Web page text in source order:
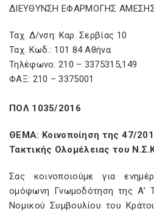
ΔΙΕΥΘΥΝΣΗ ΕΦΑΡΜΟΓΗΣ
Ταχ. Δ/νση: Καρ. Σερβίας 10
Ταχ. Κωδ.: 101 84 Αθήνα
Τηλέφωνο: 210 – 3375315,149
ΦΑΞ: 210 – 3375001
ΠΟΛ 1035/2016
ΘΕΜΑ: Κοινοποίηση της 47/
Τακτικής Ολομέλειας του
Σας κοινοποιούμε για
ομόφωνη Γνωμοδότηση της Α’
Νομικού Συμβουλίου του